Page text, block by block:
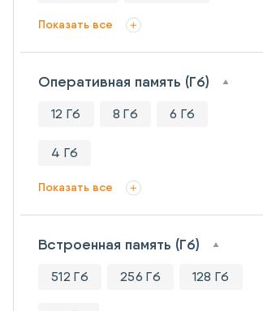
Показать все
Оперативная память (Гб)
12 Гб 8 Гб 6 Гб
4 Гб
Показать все
Встроенная память (Гб)
512 Гб 256 Гб 128 Гб